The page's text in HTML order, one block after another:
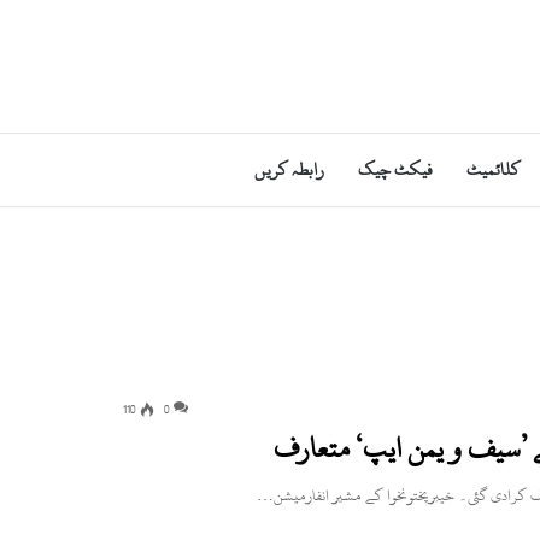
کلائمیٹ فیکٹ چیک رابطہ کریں
0
110
’سیف و یمن ایپ‘ متعارف
کرادی گئی۔ خیبرپختونخوا کے مشیر انفارمیشن…